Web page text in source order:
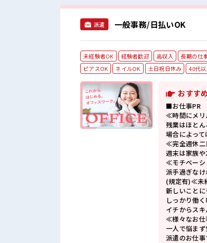
派遣 一般事務/日払いOK
未経験者OK 経験者歓迎 高収入 長期の仕
ピアスOK
ネイルOK 土日祝日休み 40代
おすす
■お仕事PR
≪時間にメ
残業はほとん
場合によっ
≪完全週休
週末は家族
≪モチベー
派手過ぎな
(規定有)≪未
新しいことに
しっかり働
イチからス
≪様々なお
一人で悩まず
派遣のお仕事